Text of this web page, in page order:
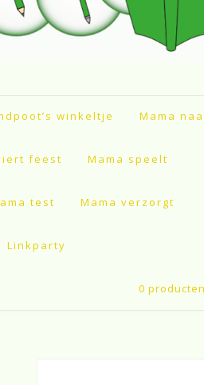
winkeltje Mama
feest Mama speelt
test Mama verzorgt
Linkparty
0 producten